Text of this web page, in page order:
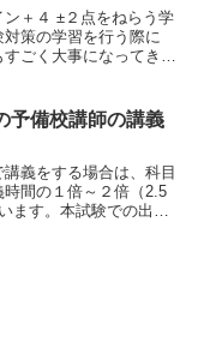
ン＋４ ±２点をねらう学
策の学習を行う際に
ごく大事になってきま
予備校講師の講義
義をする場合は、科目
間の１倍～２倍（2.5
ます。本試験での出題